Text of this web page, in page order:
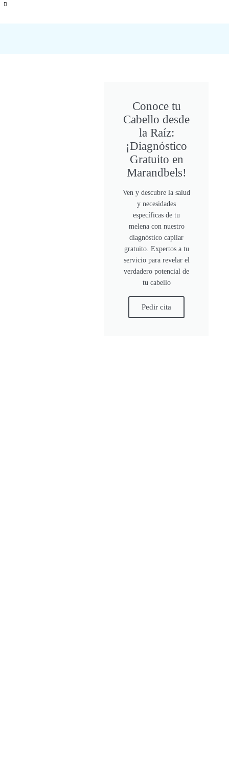
Conoce tu
Cabello desde
la Raíz:
¡Diagnóstico
Gratuito en
Marandbels!
Ven y descubre la salud
y necesidades
específicas de tu
melena con nuestro
diagnóstico capilar
gratuito. Expertos a tu
servicio para revelar el
verdadero potencial de
tu cabello
Pedir cita